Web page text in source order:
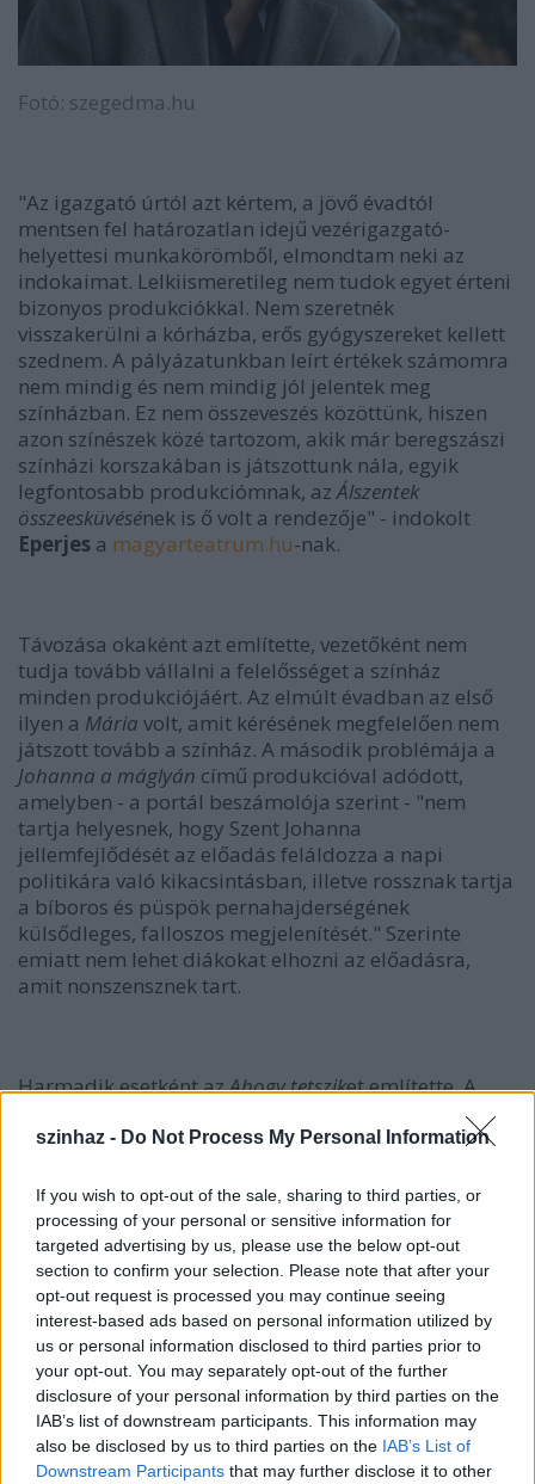
szinhaz - Do Not Process My Personal Information
If you wish to opt-out of the sale, sharing to third parties, or
processing of your personal or sensitive information for
targeted advertising by us, please use the below opt-out
section to confirm your selection. Please note that after your
opt-out request is processed you may continue seeing
interest-based ads based on personal information utilized by
us or personal information disclosed to third parties prior to
your opt-out. You may separately opt-out of the further
disclosure of your personal information by third parties on the
IAB’s list of downstream participants. This information may
also be disclosed by us to third parties on the IAB’s List of
Downstream Participants that may further disclose it to other
Fotó: szegedma.hu
"Az igazgató úrtól azt kértem, a jövő évadtól
mentsen fel határozatlan idejű vezérigazgató-
helyettesi munkakörömből, elmondtam neki az
indokaimat. Lelkiismeretileg nem tudok egyet érteni
bizonyos produkciókkal. Nem szeretnék
visszakerülni a kórházba, erős gyógyszereket kellett
szednem. A pályázatunkban leírt értékek számomra
nem mindig és nem mindig jól jelentek meg
színházban. Ez nem összeveszés közöttünk, hiszen
azon színészek közé tartozom, akik már beregszászi
színházi korszakában is játszottunk nála, egyik
legfontosabb produkciómnak, azÁlszentek
összeesküvésének is ő volt a rendezője" - indokolt
Eperjes a magyarteatrum.hu-nak.
Távozása okaként azt említette, vezetőként nem
tudja tovább vállalni a felelősséget a színház
minden produkciójáért. Az elmúlt évadban az első
ilyen a Mária volt, amit kérésének megfelelően nem
játszott tovább a színház. A második problémája a
Johanna a máglyán című produkcióval adódott,
amelyben - a portál beszámolója szerint - "nem
tartja helyesnek, hogy Szent Johanna
jellemfejlődését az előadás feláldozza a napi
politikára való kikacsintásban, illetve rossznak tartja
a bíboros és püspök pernahajderségének
külsődleges, falloszos megjelenítését." Szerinte
emiatt nem lehet diákokat elhozni az előadásra,
amit nonszensznek tart.
Harmadik esetként azAhogy tetsziket említette. A
Silviu
Purcărete a karakterét nőként állította színpadra,
színpadra álltani a darabot, ahogy Shakespeare
idejében volt szokás, ekkor szabály szerint férfiak
játszották a női szerepeket is. Ezt az érvelést a
színész elfogadta, ám meglepődött, amikor nők
játszották a férfi szerepeket is az előadásban.
Értékítélete szerint ez Shakespeare ellen történt, így
más jelentése van Orlando és Rosalinda csókjának.
Elmondása szerint több közéleti személyiség is
kikérte magának nála az előadást.